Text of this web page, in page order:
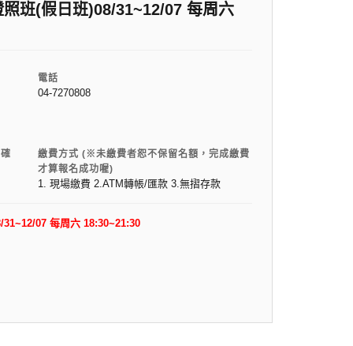
班(假日班)08/31~12/07 每周六
電話
04-7270808
繳費方式 (※未繳費者恕不保留名額，完成繳費
才算報名成功喔)
1. 現場繳費 2.ATM轉帳/匯款 3.無摺存款
07 每周六 18:30~21:30